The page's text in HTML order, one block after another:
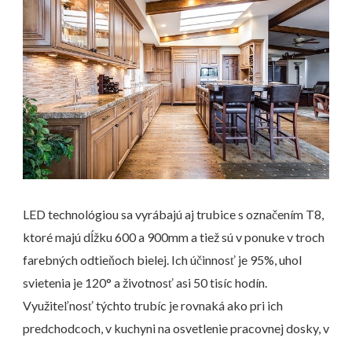
LED technológiou sa vyrábajú aj trubice s označením T8,
ktoré majú dĺžku 600 a 900mm a tiež sú v ponuke v troch
farebných odtieňoch bielej. Ich účinnosť je 95%, uhol
svietenia je 120° a životnosť asi 50 tisíc hodín.
Využiteľnosť týchto trubíc je rovnaká ako pri ich
predchodcoch, v kuchyni na osvetlenie pracovnej dosky, v